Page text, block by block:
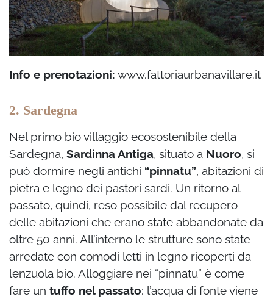
Info e prenotazioni: www.fattoriaurbanavillare.it
2. Sardegna
Nel primo bio villaggio ecosostenibile della
Sardegna, Sardinna Antiga, situato a Nuoro, si
può dormire negli antichi “pinnatu”, abitazioni di
pietra e legno dei pastori sardi. Un ritorno al
passato, quindi, reso possibile dal recupero
delle abitazioni che erano state abbandonate da
oltre 50 anni. All’interno le strutture sono state
arredate con comodi letti in legno ricoperti da
lenzuola bio. Alloggiare nei “pinnatu” è come
fare un tuffo nel passato: l’acqua di fonte viene